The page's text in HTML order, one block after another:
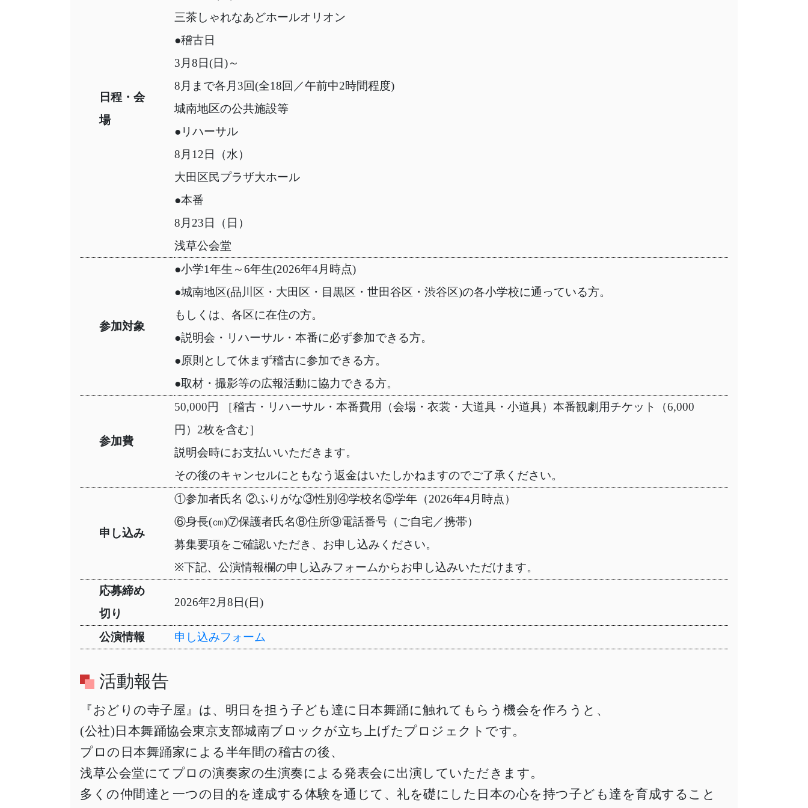
日程・会
場
三茶しゃれなあどホールオリオン
●稽古日
3月8日(日)～
8月まで各月3回(全18回／午前中2時間程度)
城南地区の公共施設等
●リハーサル
8月12日（水）
大田区民プラザ大ホール
●本番
8月23日（日）
浅草公会堂
参加対象
●小学1年生～6年生(2026年4月時点)
●城南地区(品川区・大田区・目黒区・世田谷区・渋谷区)の各小学校に通っている方。
もしくは、各区に在住の方。
●説明会・リハーサル・本番に必ず参加できる方。
●原則として休まず稽古に参加できる方。
●取材・撮影等の広報活動に協力できる方。
参加費
50,000円 ［稽古・リハーサル・本番費用（会場・衣裳・大道具・小道具）本番観劇用チケット（6,000
円）2枚を含む］
説明会時にお支払いいただきます。
その後のキャンセルにともなう返金はいたしかねますのでご了承ください。
申し込み
①参加者氏名 ②ふりがな③性別④学校名⑤学年（2026年4月時点）
⑥身長(㎝)⑦保護者氏名⑧住所⑨電話番号（ご自宅／携帯）
募集要項をご確認いただき、お申し込みください。
※下記、公演情報欄の申し込みフォームからお申し込みいただけます。
応募締め
切り
2026年2月8日(日)
公演情報 申し込みフォーム
活動報告
『おどりの寺子屋』は、明日を担う子ども達に日本舞踊に触れてもらう機会を作ろうと、
(公社)日本舞踊協会東京支部城南ブロックが立ち上げたプロジェクトです。
プロの日本舞踊家による半年間の稽古の後、
浅草公会堂にてプロの演奏家の生演奏による発表会に出演していただきます。
多くの仲間達と一つの目的を達成する体験を通じて、礼を礎にした日本の心を持つ子ども達を育成すること